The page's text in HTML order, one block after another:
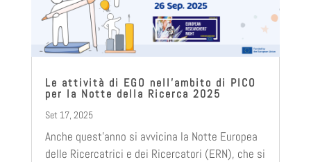
Le attività di EGO nell’ambito di PICO
per la Notte della Ricerca 2025
Set 17, 2025
Anche quest’anno si avvicina la Notte Europea
delle Ricercatrici e dei Ricercatori (ERN), che si